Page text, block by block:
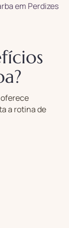
em Perdizes
a rotina de